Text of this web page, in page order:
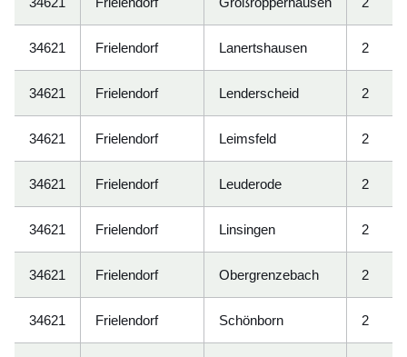
34621 Frielendorf Lanertshausen 2
34621 Frielendorf Lenderscheid 2
34621 Frielendorf Leimsfeld 2
34621 Frielendorf Leuderode 2
34621 Frielendorf Linsingen 2
34621 Frielendorf Obergrenzebach 2
34621 Frielendorf Schönborn 2